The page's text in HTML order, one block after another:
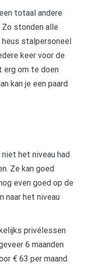
totaal andere
Zo stonden alle
heus stalpersoneel
keer voor de
erg om te doen
kan je een paard
het niveau had
Ze kan goed
even goed op de
naar het niveau
privélessen
6 maanden
€ 63 per maand.